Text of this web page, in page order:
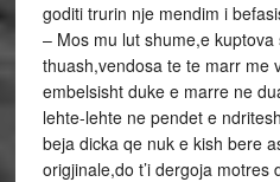
goditi trurin nje mendim i
– Mos mu lut shume,e kuptova
thuash,vendosa te te marr me
embelsisht duke e marre ne
lehte-lehte ne pendet e
beja dicka qe nuk e kish bere
origjinale,do t’i dergoja